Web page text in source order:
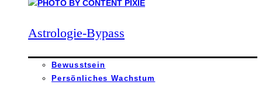
Astrologie-Bypass
Bewusstsein
Persönliches Wachstum